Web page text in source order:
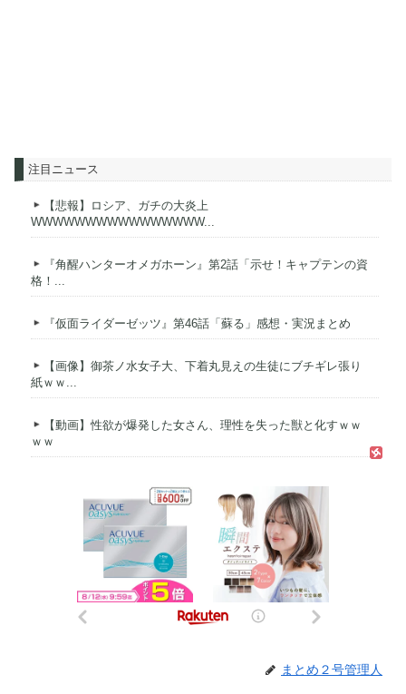
注目ニュース
【悲報】ロシア、ガチの大炎上
WWWWWWWWWWWWWWWW...
『角醒ハンターオメガホーン』第2話「示せ！キャプテンの資
格！...
『仮面ライダーゼッツ』第46話「蘇る」感想・実況まとめ
【画像】御茶ノ水女子大、下着丸見えの生徒にブチギレ張り
紙ｗｗ...
【動画】性欲が爆発した女さん、理性を失った獣と化すｗｗ
ｗｗ
まとめ２号管理人